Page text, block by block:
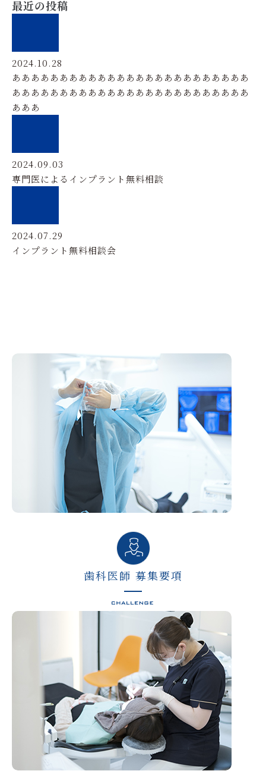
最近の投稿
2024.10.28
あああああああああああああああああああああああああ
あああああああああああああああああああああああああ
あああ
2024.09.03
専門医によるインプラント無料相談
2024.07.29
インプラント無料相談会
歯科医師 募集要項